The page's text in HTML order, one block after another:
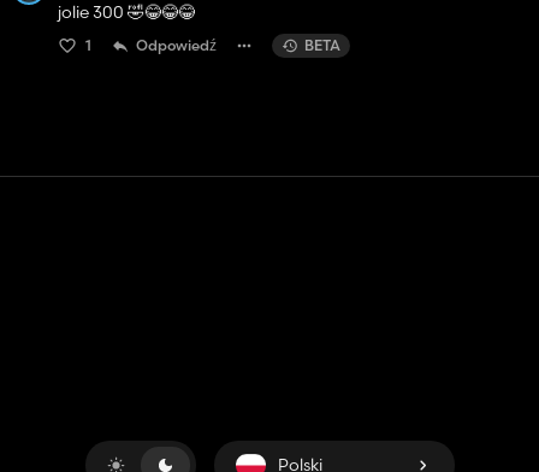
jolie 300 🤣😂😂😂
1 Odpowiedź BETA
Polski